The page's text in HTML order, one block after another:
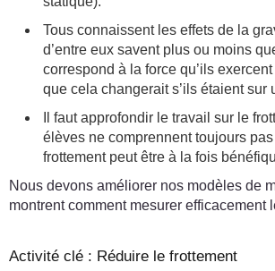
Tous connaissent les effets de la
d’entre eux savent plus ou moins
correspond à la force qu’ils
que cela changerait s’ils étaient sur
Il faut approfondir le travail sur le
élèves ne comprennent toujours
frottement peut être à la fois
Nous devons améliorer nos modèles de
montrent comment mesurer efficacement
Activité clé : Réduire le frottement